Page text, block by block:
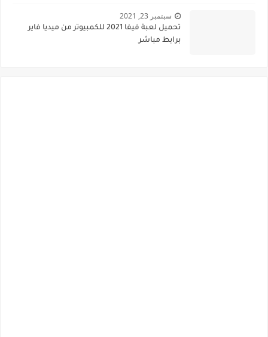
سبتمبر 23, 2021
تحميل لعبة فيفا 2021 للكمبيوتر من ميديا فاير
برابط مباشر